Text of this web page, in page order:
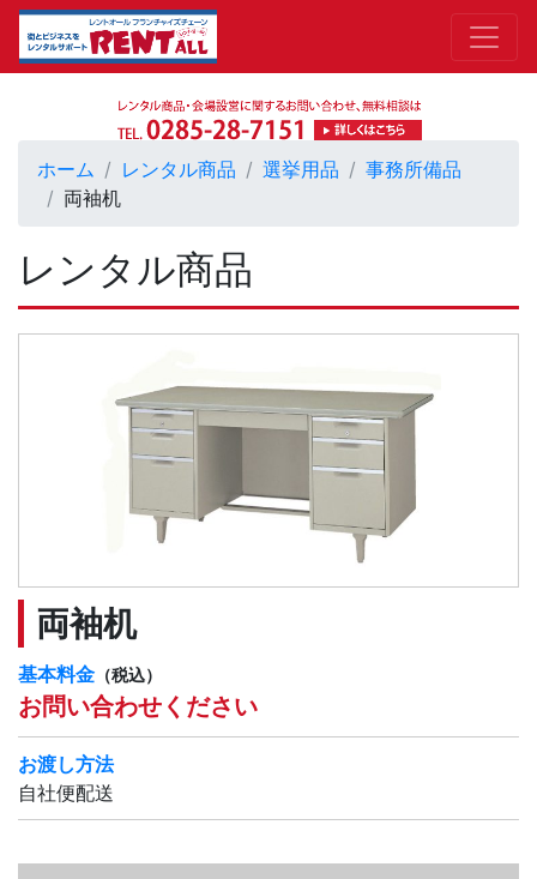
ホーム レンタル商品 選挙用品
事務所備品
両袖机
レンタル商品
両袖机
基本料金 （税込）
お問い合わせください
お渡し方法
自社便配送